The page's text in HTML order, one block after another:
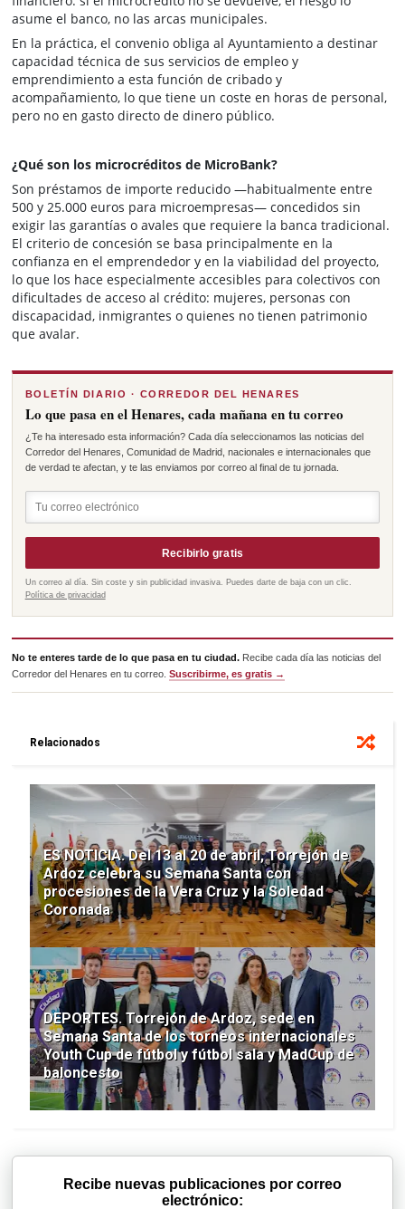
asume el banco, no las arcas municipales.
En la práctica, el convenio obliga al Ayuntamiento a destinar
capacidad técnica de sus servicios de empleo y
emprendimiento a esta función de cribado y
acompañamiento, lo que tiene un coste en horas de personal,
pero no en gasto directo de dinero público.
¿Qué son los microcréditos de MicroBank?
Son préstamos de importe reducido —habitualmente entre
500 y 25.000 euros para microempresas— concedidos sin
exigir las garantías o avales que requiere la banca tradicional.
El criterio de concesión se basa principalmente en la
confianza en el emprendedor y en la viabilidad del proyecto,
lo que los hace especialmente accesibles para colectivos con
dificultades de acceso al crédito: mujeres, personas con
discapacidad, inmigrantes o quienes no tienen patrimonio
que avalar.
BOLETÍN DIARIO · CORREDOR DEL HENARES
Lo que pasa en el Henares, cada mañana en tu correo
¿Te ha interesado esta información? Cada día seleccionamos las noticias del
Corredor del Henares, Comunidad de Madrid, nacionales e internacionales que
de verdad te afectan, y te las enviamos por correo al final de tu jornada.
Recibirlo gratis
Un correo al día. Sin coste y sin publicidad invasiva. Puedes darte de baja con un clic.
Política de privacidad
No te enteres tarde de lo que pasa en tu ciudad. Recibe cada día las noticias del
Corredor del Henares en tu correo.Suscribirme, es gratis →
Relacionados
ES NOTICIA. Del 13 al 20 de abril, Torrejón de
Ardoz celebra su Semana Santa con
procesiones de la Vera Cruz y la Soledad
Coronada
DEPORTES. Torrejón de Ardoz, sede en
Semana Santa de los torneos internacionales
Youth Cup de fútbol y fútbol sala y MadCup de
baloncesto
Recibe nuevas publicaciones por correo
electrónico: